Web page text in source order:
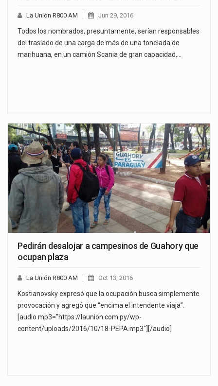
La Unión R800 AM Jun 29, 2016
Todos los nombrados, presuntamente, serían responsables
del traslado de una carga de más de una tonelada de
marihuana, en un camión Scania de gran capacidad,…
Pedirán desalojar a campesinos de Guahory que
ocupan plaza
La Unión R800 AM Oct 13, 2016
Kostianovsky expresó que la ocupación busca simplemente
provocación y agregó que “encima el intendente viaja”.
[audio mp3="https://launion.com.py/wp-
content/uploads/2016/10/18-PEPA.mp3"][/audio]